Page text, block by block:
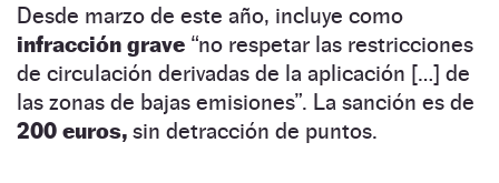
Desde marzo de este año, incluye como
infracción grave “no respetar las restricciones
de circulación derivadas de la aplicación […] de
las zonas de bajas emisiones”. La sanción es de
200 euros, sin detracción de puntos.